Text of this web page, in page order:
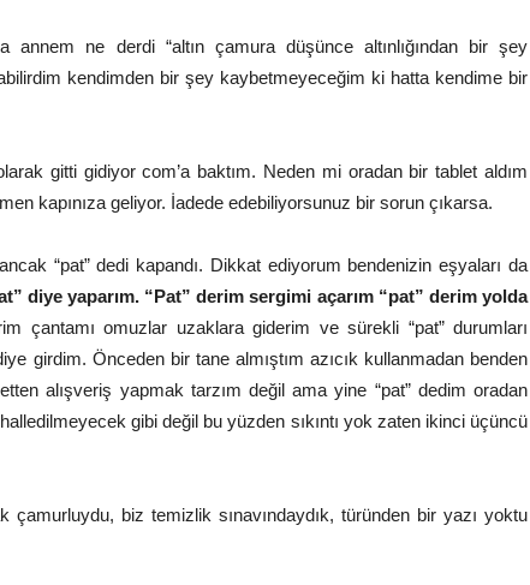
annem ne derdi “altın çamura düşünce altınlığından bir şey
kendimden bir şey kaybetmeyeceğim ki hatta kendime bir
gitti gidiyor com’a baktım. Neden mi oradan bir tablet aldım
kapınıza geliyor. İadede edebiliyorsunuz bir sorun çıkarsa.
“pat” dedi kapandı. Dikkat ediyorum bendenizin eşyaları da
diye yaparım. “Pat” derim sergimi açarım “pat” derim yolda
çantamı omuzlar uzaklara giderim ve sürekli “pat” durumları
girdim. Önceden bir tane almıştım azıcık kullanmadan benden
alışveriş yapmak tarzım değil ama yine “pat” dedim oradan
gibi değil bu yüzden sıkıntı yok zaten ikinci üçüncü
biz temizlik sınavındaydık, türünden bir yazı yoktu